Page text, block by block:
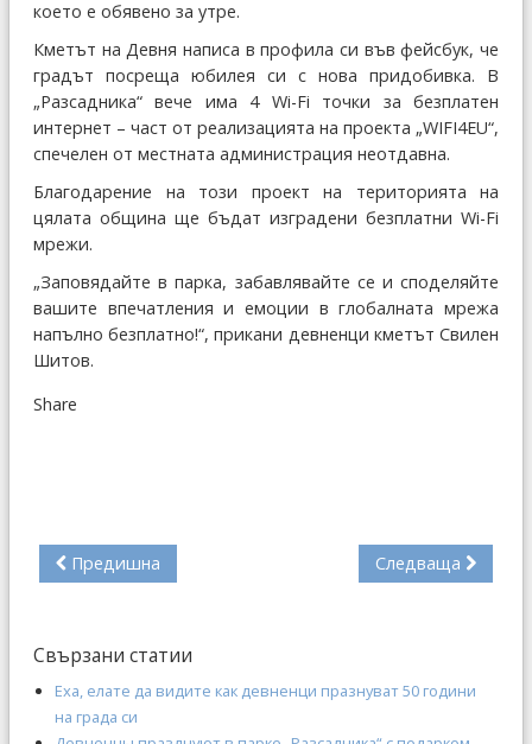
което е обявено за утре.
Кметът на Девня написа в профила си във фейсбук, че
градът посреща юбилея си с нова придобивка. В
„Разсадника“ вече има 4 Wi-Fi точки за безплатен
интернет – част от реализацията на проекта „WIFI4EU“,
спечелен от местната администрация неотдавна.
Благодарение на този проект на територията на
цялата община ще бъдат изградени безплатни Wi-Fi
мрежи.
„Заповядайте в парка, забавлявайте се и споделяйте
вашите впечатления и емоции в глобалната мрежа
напълно безплатно!“, прикани девненци кметът Свилен
Шитов.
Share
Предишна Следваща
Свързани статии
Еха, елате да видите как девненци празнуват 50 години
на града си